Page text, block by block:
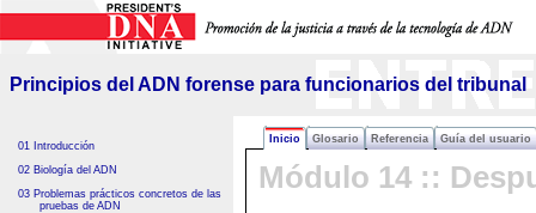
para funcionarios del tribunal
Principios del ADN forense para funcionarios del tribunal
Inicio Glosario Referencia Guía del usuario
01 Introducción
02 Biología del ADN
03 Problemas prácticos concretos de las
pruebas de ADN
Módulo 14 ::